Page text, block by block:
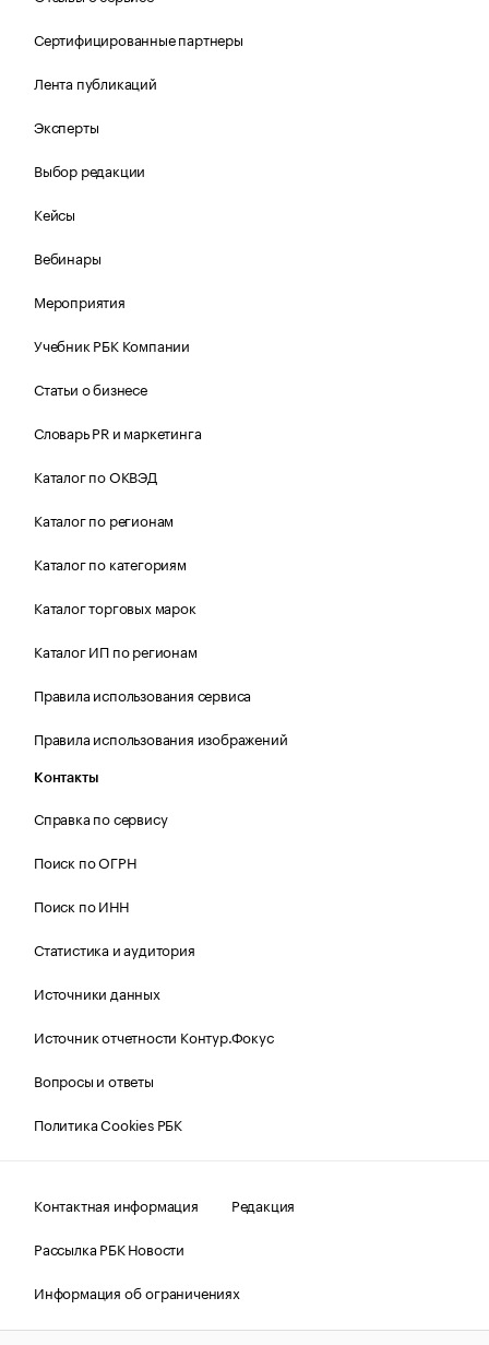
Сертифицированные партнеры
Лента публикаций
Эксперты
Выбор редакции
Кейсы
Вебинары
Мероприятия
Учебник РБК Компании
Статьи о бизнесе
Словарь PR и маркетинга
Каталог по ОКВЭД
Каталог по регионам
Каталог по категориям
Каталог торговых марок
Каталог ИП по регионам
Правила использования сервиса
Правила использования изображений
Контакты
Справка по сервису
Поиск по ОГРН
Поиск по ИНН
Статистика и аудитория
Источники данных
Источник отчетности Контур.Фокус
Вопросы и ответы
Политика Cookies РБК
Контактная информация
Редакция
Рассылка РБК Новости
Информация об ограничениях
Правовая информация
О соблюдении авторских прав